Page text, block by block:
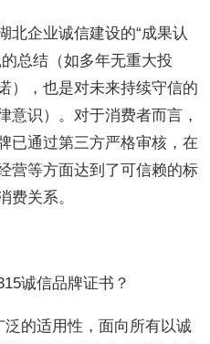
北企业诚信建设的“成果认
总结（如多年无重大投
），也是对未来持续守信的
意识）。对于消费者而言，
已通过第三方严格审核，在
营等方面达到了可信赖的标
费关系。
诚信品牌证书？
的适用性，面向所有以诚